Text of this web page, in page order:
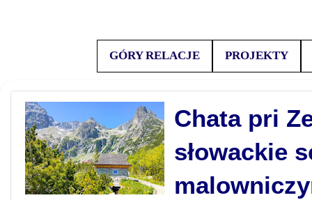
GÓRY RELACJE PROJEKTY
Chata pri
słowackie